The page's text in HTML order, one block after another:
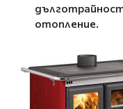
отопление.